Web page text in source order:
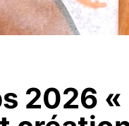
2026